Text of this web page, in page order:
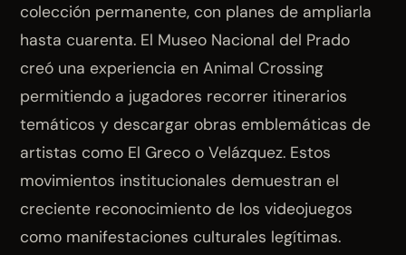
colección permanente, con planes de ampliarla
hasta cuarenta. El Museo Nacional del Prado
creó una experiencia en Animal Crossing
permitiendo a jugadores recorrer itinerarios
temáticos y descargar obras emblemáticas de
artistas como El Greco o Velázquez. Estos
movimientos institucionales demuestran el
creciente reconocimiento de los videojuegos
como manifestaciones culturales legítimas.